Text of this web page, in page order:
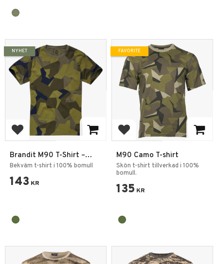
Add to favorites
Brandit M90 T-Shirt –
Bomull T-Shirt
Bekväm t-shirt i 100% bomull
143 KR
NYHET
Add to favorites
M90 Camo T-shirt
Skön t-shirt tillverkad i 100%
bomull.
135 KR
FAVORITE